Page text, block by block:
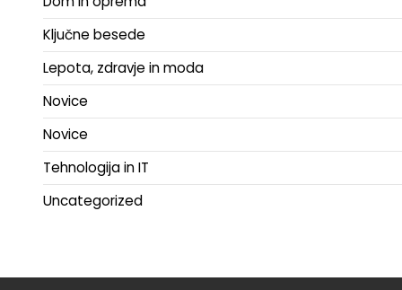
Ključne besede
Lepota, zdravje in moda
Novice
Novice
Tehnologija in IT
Uncategorized